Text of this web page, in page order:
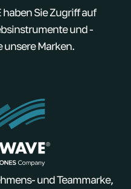
Sie Zugriff auf
und -
Marken.
und Teammarke,